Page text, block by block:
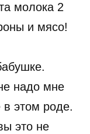
молока 2
и мясо!
надо мне
в этом роде.
это не